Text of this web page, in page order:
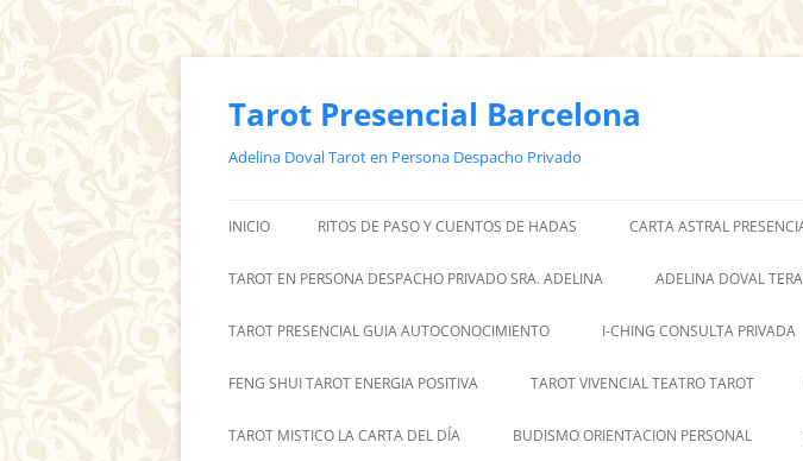
Saltar
Tarot Presencial Barcelona
Adelina Doval Tarot en Persona Despacho Privado
INICIO RITOS DE PASO Y CUENTOS DE HADAS CARTA ASTRAL
TAROT EN PERSONA DESPACHO PRIVADO SRA. ADELINA ADELINA DOVAL
TAROT PRESENCIAL GUIA AUTOCONOCIMIENTO I-CHING CONSULTA PRIVADA
FENG SHUI TAROT ENERGIA POSITIVA TAROT VIVENCIAL TEATRO TAROT
TAROT MISTICO LA CARTA DEL DÍA BUDISMO ORIENTACION PERSONAL